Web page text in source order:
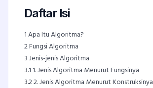
Daftar Isi
1Apa Itu Algoritma?
2Fungsi Algoritma
3Jenis-jenis Algoritma
3.11. Jenis Algoritma Menurut Fungsinya
3.22. Jenis Algoritma Menurut Konstruksinya